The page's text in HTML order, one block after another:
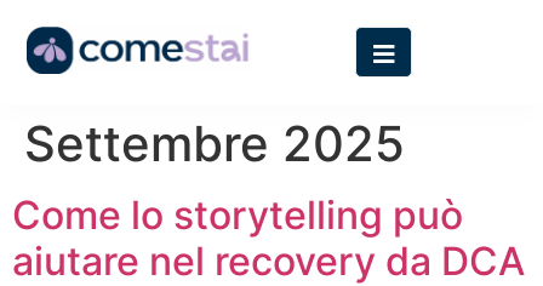
Giorno:
Settembre 2025
Come lo storytelling può
aiutare nel recovery da DCA